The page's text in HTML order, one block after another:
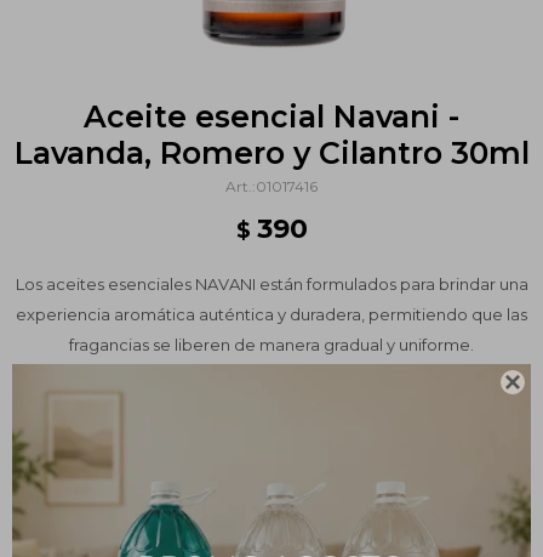

Aceite esencial Navani -
Lavanda, Romero y Cilantro 30ml
01017416
$ 390
Los aceites esenciales NAVANI están formulados para brindar una
experiencia aromática auténtica y duradera, permitiendo que las
fragancias se liberen de manera gradual y uniforme.
PRODUCTOS QUE TE PUEDEN INTERESAR